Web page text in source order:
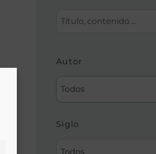
Autor
Todos
Siglo
Todos